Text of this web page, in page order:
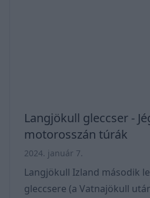
Langjökull gleccser -
motorosszán túrák
2024. január 7.
Langjökull Izland második
gleccsere (a Vatnajökull